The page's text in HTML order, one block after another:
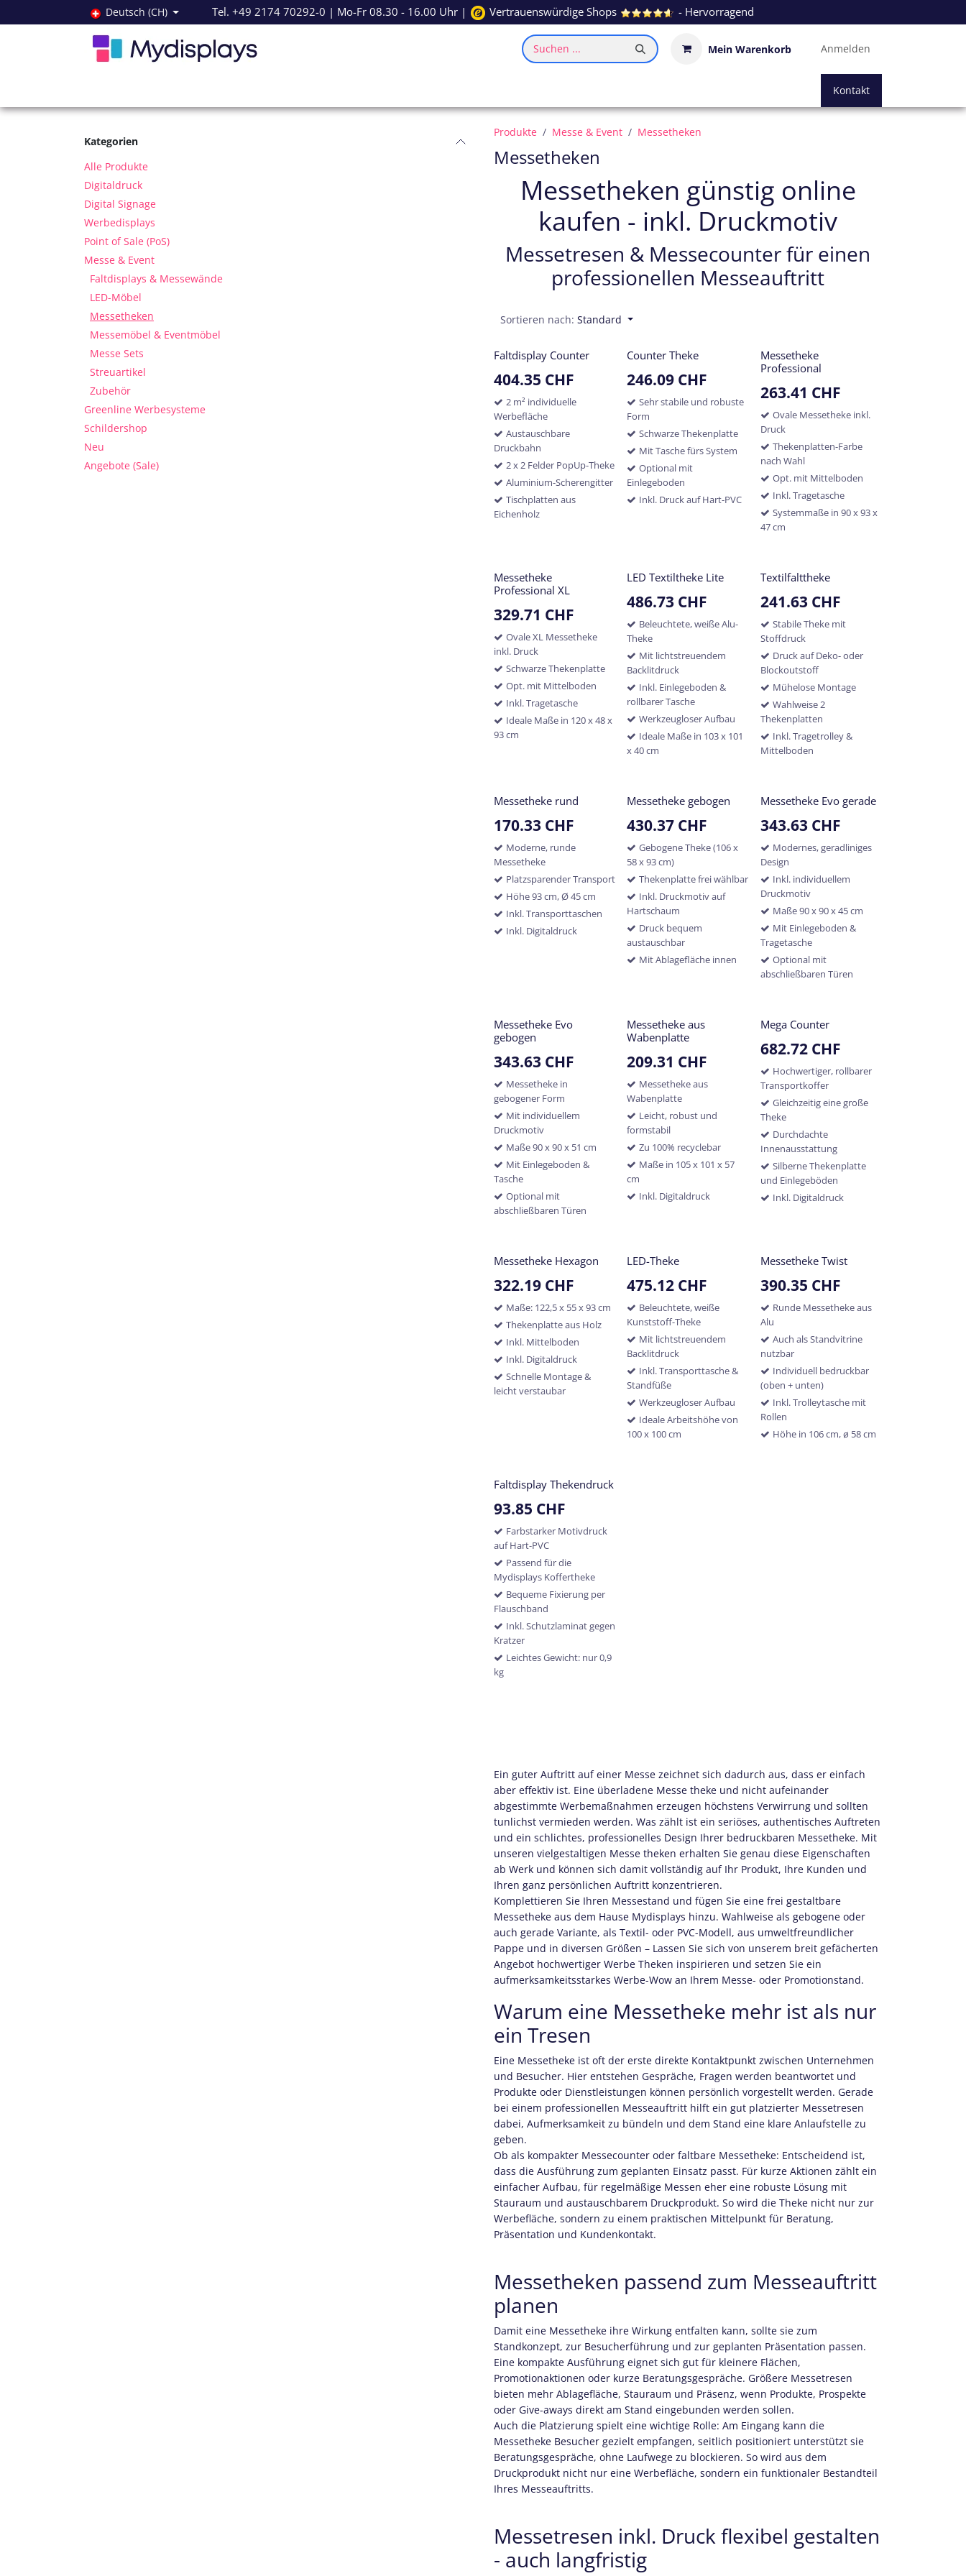
Zum Inhalt springen Deutsch (CH) Tel. +49 2174 70292-0 | Mo-Fr 08.30 - 16.00 Uhr | Vertrauenswürdige Shops - Hervorragend
Suchen ... Mein Warenkorb Anmelden
Kontakt
Kategorien
Alle Produkte
Digitaldruck
Digital Signage
Werbedisplays
Point of Sale (PoS)
Messe & Event
Faltdisplays & Messewände
LED-Möbel
Messetheken
Messemöbel & Eventmöbel
Messe Sets
Streuartikel
Zubehör
Greenline Werbesysteme
Schildershop
Neu
Angebote (Sale)
Produkte Messe & Event Messetheken
Messetheken
Messetheken günstig online
kaufen - inkl. Druckmotiv
Messetresen & Messecounter für einen
professionellen Messeauftritt
Sortieren nach: Standard
Faltdisplay Counter
404.35 CHF
2 m² individuelle
Werbefläche
Austauschbare
Druckbahn
2 x 2 Felder PopUp-Theke
Aluminium-Scherengitter
Tischplatten aus
Eichenholz
Counter Theke
246.09 CHF
Sehr stabile und robuste
Form
Schwarze Thekenplatte
Mit Tasche fürs System
Optional mit
Einlegeboden
Inkl. Druck auf Hart-PVC
Messetheke
Professional
263.41 CHF
Ovale Messetheke inkl.
Druck
Thekenplatten-Farbe
nach Wahl
Opt. mit Mittelboden
Inkl. Tragetasche
Systemmaße in 90 x 93 x
47 cm
Messetheke
Professional XL
329.71 CHF
Ovale XL Messetheke
inkl. Druck
Schwarze Thekenplatte
Opt. mit Mittelboden
Inkl. Tragetasche
Ideale Maße in 120 x 48 x
93 cm
LED Textiltheke Lite
486.73 CHF
Beleuchtete, weiße Alu-
Theke
Mit lichtstreuendem
Backlitdruck
Inkl. Einlegeboden &
rollbarer Tasche
Werkzeugloser Aufbau
Ideale Maße in 103 x 101
x 40 cm
Textilfalttheke
241.63CHF
Stabile Theke mit
Stoffdruck
Druck auf Deko- oder
Blockoutstoff
Mühelose Montage
Wahlweise 2
Thekenplatten
Inkl. Tragetrolley &
Mittelboden
Messetheke rund
170.33 CHF
Moderne, runde
Messetheke
Platzsparender Transport
Höhe 93 cm, Ø 45 cm
Inkl. Transporttaschen
Inkl. Digitaldruck
Messetheke gebogen
430.37 CHF
Gebogene Theke (106 x
58 x 93 cm)
Thekenplatte frei wählbar
Inkl. Druckmotiv auf
Hartschaum
Druck bequem
austauschbar
Mit Ablagefläche innen
Messetheke Evo gerade
343.63CHF
Modernes, geradliniges
Design
Inkl. individuellem
Druckmotiv
Maße 90 x 90 x 45 cm
Mit Einlegeboden &
Tragetasche
Optional mit
abschließbaren Türen
Messetheke Evo
gebogen
343.63 CHF
Messetheke in
gebogener Form
Mit individuellem
Druckmotiv
Maße 90 x 90 x 51 cm
Mit Einlegeboden &
Tasche
Optional mit
abschließbaren Türen
Messetheke aus
Wabenplatte
209.31 CHF
Messetheke aus
Wabenplatte
Leicht, robust und
formstabil
Zu 100% recyclebar
Maße in 105 x 101 x 57
cm
Inkl. Digitaldruck
Mega Counter
682.72CHF
Hochwertiger, rollbarer
Transportkoffer
Gleichzeitig eine große
Theke
Durchdachte
Innenausstattung
Silberne Thekenplatte
und Einlegeböden
Inkl. Digitaldruck
Messetheke Hexagon
322.19 CHF
Maße: 122,5 x 55 x 93 cm
Thekenplatte aus Holz
Inkl. Mittelboden
Inkl. Digitaldruck
Schnelle Montage &
leicht verstaubar
LED-Theke
475.12 CHF
Beleuchtete, weiße
Kunststoff-Theke
Mit lichtstreuendem
Backlitdruck
Inkl. Transporttasche &
Standfüße
Werkzeugloser Aufbau
Ideale Arbeitshöhe von
100 x 100 cm
Messetheke Twist
390.35 CHF
Runde Messetheke aus
Alu
Auch als Standvitrine
nutzbar
Individuell bedruckbar
(oben + unten)
Inkl. Trolleytasche mit
Rollen
Höhe in 106 cm, ø 58 cm
Faltdisplay Thekendruck
93.85 CHF
Farbstarker Motivdruck
auf Hart-PVC
Passend für die
Mydisplays Koffertheke
Bequeme Fixierung per
Flauschband
Inkl. Schutzlaminat gegen
Kratzer
Leichtes Gewicht: nur 0,9
kg
Ein guter Auftritt auf einer Messe zeichnet sich dadurch aus, dass er einfach
aber effektiv ist. Eine überladene Messe theke und nicht aufeinander
abgestimmte Werbemaßnahmen erzeugen höchstens Verwirrung und sollten
tunlichst vermieden werden. Was zählt ist ein seriöses, authentisches Auftreten
und ein schlichtes, professionelles Design Ihrer bedruckbaren Messetheke. Mit
unseren vielgestaltigen Messe theken erhalten Sie genau diese Eigenschaften
ab Werk und können sich damit vollständig auf Ihr Produkt, Ihre Kunden und
Ihren ganz persönlichen Auftritt konzentrieren.
Komplettieren Sie Ihren Messestand und fügen Sie eine frei gestaltbare
Messetheke aus dem Hause Mydisplays hinzu. Wahlweise als gebogene oder
auch gerade Variante, als Textil- oder PVC-Modell, aus umweltfreundlicher
Pappe und in diversen Größen – Lassen Sie sich von unserem breit gefächerten
Angebot hochwertiger Werbe Theken inspirieren und setzen Sie ein
aufmerksamkeitsstarkes Werbe-Wow an Ihrem Messe- oder Promotionstand.
Warum eine Messetheke mehr ist als nur
ein Tresen
Eine Messetheke ist oft der erste direkte Kontaktpunkt zwischen Unternehmen
und Besucher. Hier entstehen Gespräche, Fragen werden beantwortet und
Produkte oder Dienstleistungen können persönlich vorgestellt werden. Gerade
bei einem professionellen Messeauftritt hilft ein gut platzierter Messetresen
dabei, Aufmerksamkeit zu bündeln und dem Stand eine klare Anlaufstelle zu
geben.
Ob als kompakter Messecounter oder faltbare Messetheke: Entscheidend ist,
dass die Ausführung zum geplanten Einsatz passt. Für kurze Aktionen zählt ein
einfacher Aufbau, für regelmäßige Messen eher eine robuste Lösung mit
Stauraum und austauschbarem Druckprodukt. So wird die Theke nicht nur zur
Werbefläche, sondern zu einem praktischen Mittelpunkt für Beratung,
Präsentation und Kundenkontakt.
Messetheken passend zum Messeauftritt
planen
Damit eine Messetheke ihre Wirkung entfalten kann, sollte sie zum
Standkonzept, zur Besucherführung und zur geplanten Präsentation passen.
Eine kompakte Ausführung eignet sich gut für kleinere Flächen,
Promotionaktionen oder kurze Beratungsgespräche. Größere Messetresen
bieten mehr Ablagefläche, Stauraum und Präsenz, wenn Produkte, Prospekte
oder Give-aways direkt am Stand eingebunden werden sollen.
Auch die Platzierung spielt eine wichtige Rolle: Am Eingang kann die
Messetheke Besucher gezielt empfangen, seitlich positioniert unterstützt sie
Beratungsgespräche, ohne Laufwege zu blockieren. So wird aus dem
Druckprodukt nicht nur eine Werbefläche, sondern ein funktionaler Bestandteil
Ihres Messeauftritts.
Messetresen inkl. Druck flexibel gestalten
- auch langfristig